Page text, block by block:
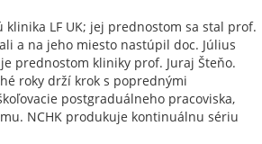
LF UK; jej prednostom sa stal prof.
a na jeho miesto nastúpil doc. Július
prednostom kliniky prof. Juraj Šteňo.
roky drží krok s poprednými
postgraduálneho pracoviska,
NCHK produkuje kontinuálnu sériu